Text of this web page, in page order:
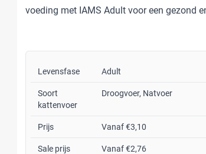
voeding met IAMS Adult voor een gezond
Levensfase Adult
Soort
kattenvoer
Droogvoer, Natvoer
Prijs Vanaf €3,10
Sale prijs Vanaf €2,76